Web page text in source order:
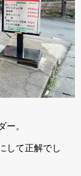
ー。
して正解でし